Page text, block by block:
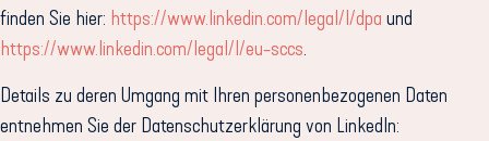
finden Sie hier: https://www.linkedin.com/legal/l/dpa und
https://www.linkedin.com/legal/l/eu-sccs.
Details zu deren Umgang mit Ihren personenbezogenen Daten
entnehmen Sie der Datenschutzerklärung von LinkedIn: